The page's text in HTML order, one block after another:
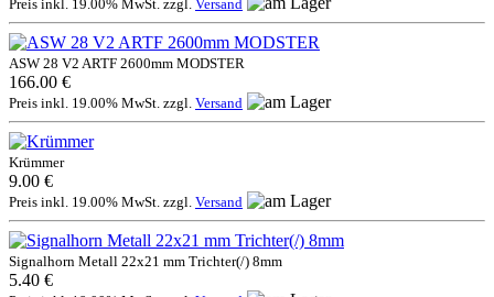
Preis inkl. 19.00% MwSt. zzgl. Versand
ASW 28 V2 ARTF 2600mm MODSTER
166.00 €
Preis inkl. 19.00% MwSt. zzgl. Versand
Krümmer
9.00 €
Preis inkl. 19.00% MwSt. zzgl. Versand
Signalhorn Metall 22x21 mm Trichter(/) 8mm
5.40 €